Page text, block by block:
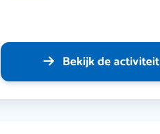
Bekijk de activiteit